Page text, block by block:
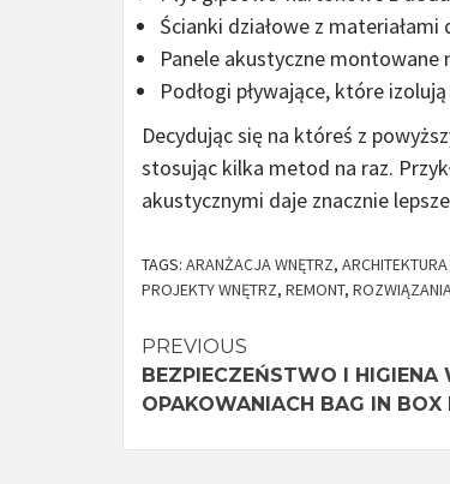
Ścianki działowe z materiałami
Panele akustyczne montowane
Podłogi pływające, które
Decydując się na któreś z
stosując kilka metod na raz.
akustycznymi daje znacznie
TAGS: ARANŻACJA WNĘTRZ,
PROJEKTY WNĘTRZ, REMONT,
Continue
Reading
PREVIOUS
BEZPIECZEŃSTWO I HIGIENA
OPAKOWANIACH BAG IN